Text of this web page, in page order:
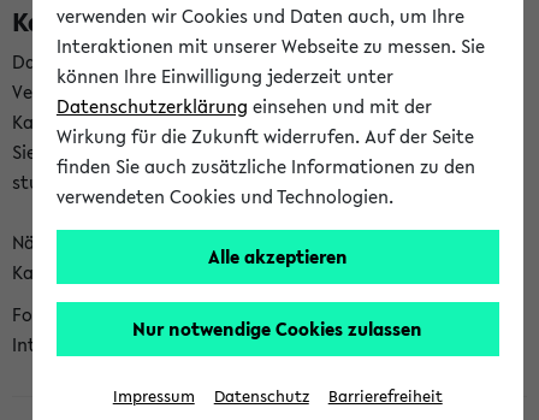
Kalenderintegration
Das eKVV bietet Ihnen die Möglichkeit,
Veranstaltungstermine in eine Vielzahl von
Kalenderanwendungen einzubinden. Auf diese Weise können
Sie einen gemeinsamen Überblick über Ihre privaten und
studienbezogenen Termine erhalten.
Näheres zu Vorteilen und Funktionsweise der
Kalenderintegration können Sie auf unserer
Folgende Kalender bietet Ihnen das eKVV derzeit zur
Integration an:
verwenden wir Cookies und Daten auch, um Ihre
Interaktionen mit unserer Webseite zu messen. Sie
können Ihre Einwilligung jederzeit unter
Datenschutzerklärung einsehen und mit der
Wirkung für die Zukunft widerrufen. Auf der Seite
finden Sie auch zusätzliche Informationen zu den
verwendeten Cookies und Technologien.
Alle akzeptieren
Nur notwendige Cookies zulassen
Impressum Datenschutz Barrierefreiheit